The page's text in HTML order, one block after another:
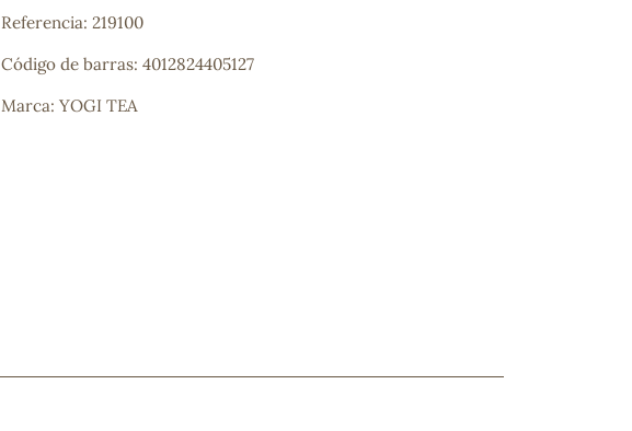
Referencia: 219100
Código de barras: 4012824405127
Marca: YOGI TEA